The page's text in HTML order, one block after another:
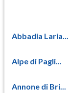
Abbadia Laria...
Alpe di Pagli...
Annone di Bri...